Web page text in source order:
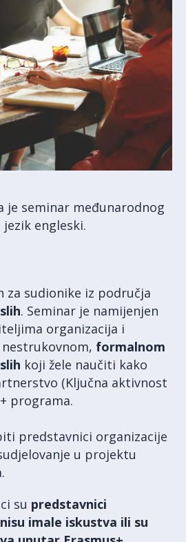
je seminar međunarodnog
engleski.
za sudionike iz područja
. Seminar je namijenjen
organizacija i
formalnom
koji žele naučiti kako
(Ključna aktivnost
programa.
predstavnici organizacije
u projektu
su predstavnici
imale iskustva ili su